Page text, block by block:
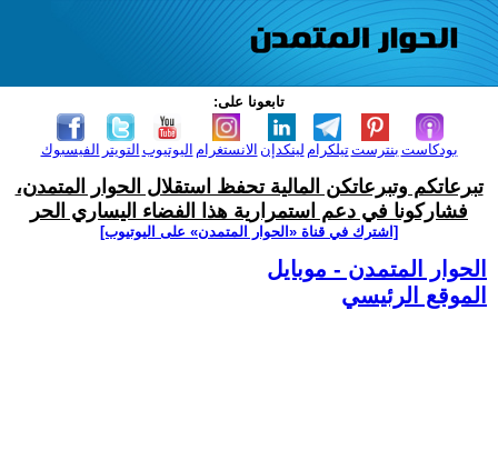
تابعونا على:
الفيسبوك التويتر اليوتيوب الانستغرام لينكدإن تيلكرامبنترست بودكاست
تبرعاتكم وتبرعاتكن المالية تحفظ استقلال الحوار المتمدن،
فشاركونا في دعم استمرارية هذا الفضاء اليساري الحر
[اشترك في قناة ‫«الحوار المتمدن» على اليوتيوب]
الحوار المتمدن - موبايل
الموقع الرئيسي